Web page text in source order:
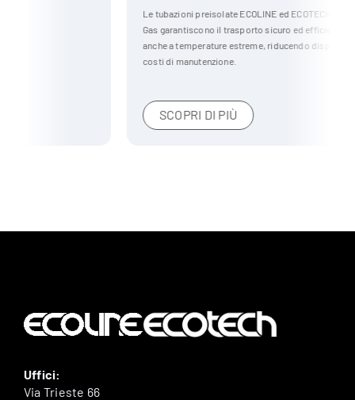
Le tubazioni preisolate ECOLINE ed ECOTECH per il settore Oil &
Gas garantiscono il trasporto sicuro ed efficiente di liquidi e gas,
anche a temperature estreme, riducendo dispersioni termiche e
costi di manutenzione.
SCOPRI DI PIÙ
Uffici:
Via Trieste 66